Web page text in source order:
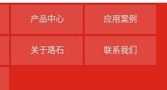
产品中心 应用案例
关于珞石 联系我们